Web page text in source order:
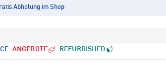
Abholung im Shop
ANGEBOTE REFURBISHED